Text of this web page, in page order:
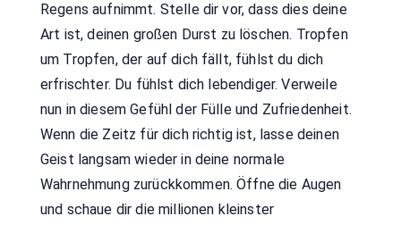
Regens aufnimmt. Stelle dir vor, dass dies deine
Art ist, deinen großen Durst zu löschen. Tropfen
um Tropfen, der auf dich fällt, fühlst du dich
erfrischter. Du fühlst dich lebendiger. Verweile
nun in diesem Gefühl der Fülle und Zufriedenheit.
Wenn die Zeitz für dich richtig ist, lasse deinen
Geist langsam wieder in deine normale
Wahrnehmung zurückkommen. Öffne die Augen
und schaue dir die millionen kleinster